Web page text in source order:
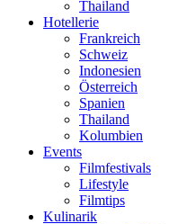
Thailand
Hotellerie
Frankreich
Schweiz
Indonesien
Österreich
Spanien
Thailand
Kolumbien
Events
Filmfestivals
Lifestyle
Filmtips
Kulinarik